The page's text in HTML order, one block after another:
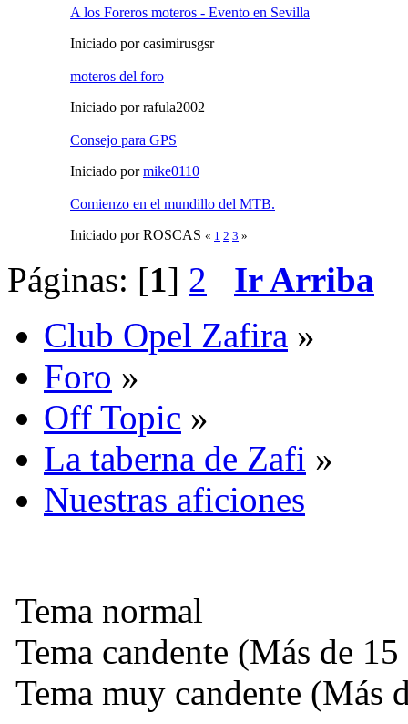
A los Foreros moteros - Evento en Sevilla
Iniciado por casimirusgsr
moteros del foro
Iniciado por rafula2002
Consejo para GPS
Iniciado pormike0110
Comienzo en el mundillo del MTB.
Iniciado por ROSCAS « 1 2 3 »
Páginas: [1] 2
Ir Arriba
Club Opel Zafira »
Foro »
Off Topic »
La taberna de Zafi »
Nuestras aficiones
Tema normal
Tema candente (Más de 15
Tema muy candente (Más